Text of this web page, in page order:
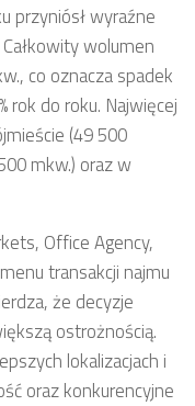
przyniósł wyraźne
wolumen
co oznacza spadek
rok do roku. Najwięcej
(49 500
mkw.) oraz w
Office Agency,
transakcji najmu
że decyzje
ostrożnością.
lokalizacjach i
oraz konkurencyjne